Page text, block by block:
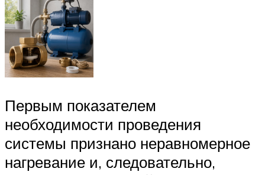
Первым показателем
необходимости проведения
системы признано неравномерное
нагревание и, следовательно,